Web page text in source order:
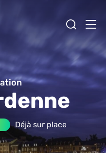
Tourisme
Déjà sur place